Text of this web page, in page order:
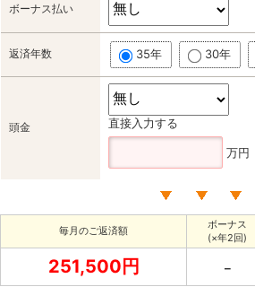
ボーナス払い
返済年数 35年 30年
頭金 直接入力する
万円
毎月のご返済額
ボーナス
(×年2回)
251,500円 －